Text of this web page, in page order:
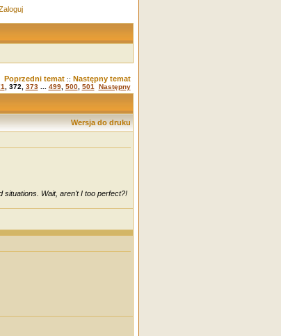
Poprzedni temat:: Następny temat
372 373... 499, 500, 501 Następny
Wersja do druku
situations. Wait, aren't I too perfect?!